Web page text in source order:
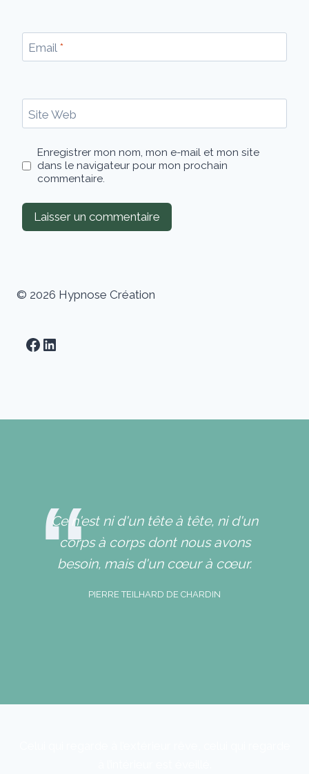
Email *
Site Web
Enregistrer mon nom, mon e-mail et mon site
dans le navigateur pour mon prochain
commentaire.
© 2026 Hypnose Création
Facebook
LinkedIn
Ce n'est ni d'un tête à tête, ni d'un
corps à corps dont nous avons
besoin, mais d'un cœur à cœur.
PIERRE TEILHARD DE CHARDIN